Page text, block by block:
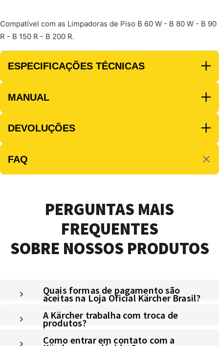
Compatível com as Limpadoras de Piso B 60 W - B 80 W - B 90
R - B 150 R - B 200 R.
ESPECIFICAÇÕES TÉCNICAS
MANUAL
DEVOLUÇÕES
FAQ
PERGUNTAS MAIS
FREQUENTES
SOBRE NOSSOS PRODUTOS
Quais formas de pagamento são
aceitas na Loja Oficial Kärcher Brasil?
A Kärcher trabalha com troca de
produtos?
Como entrar em contato com a